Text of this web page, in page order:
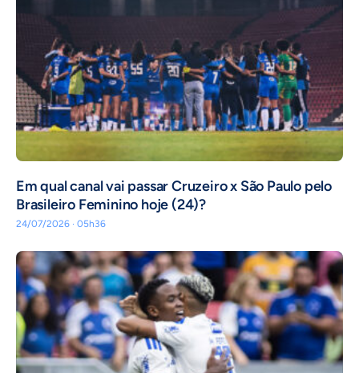
Em qual canal vai passar Cruzeiro x São Paulo pelo
Brasileiro Feminino hoje (24)?
24/07/2026 · 05h36